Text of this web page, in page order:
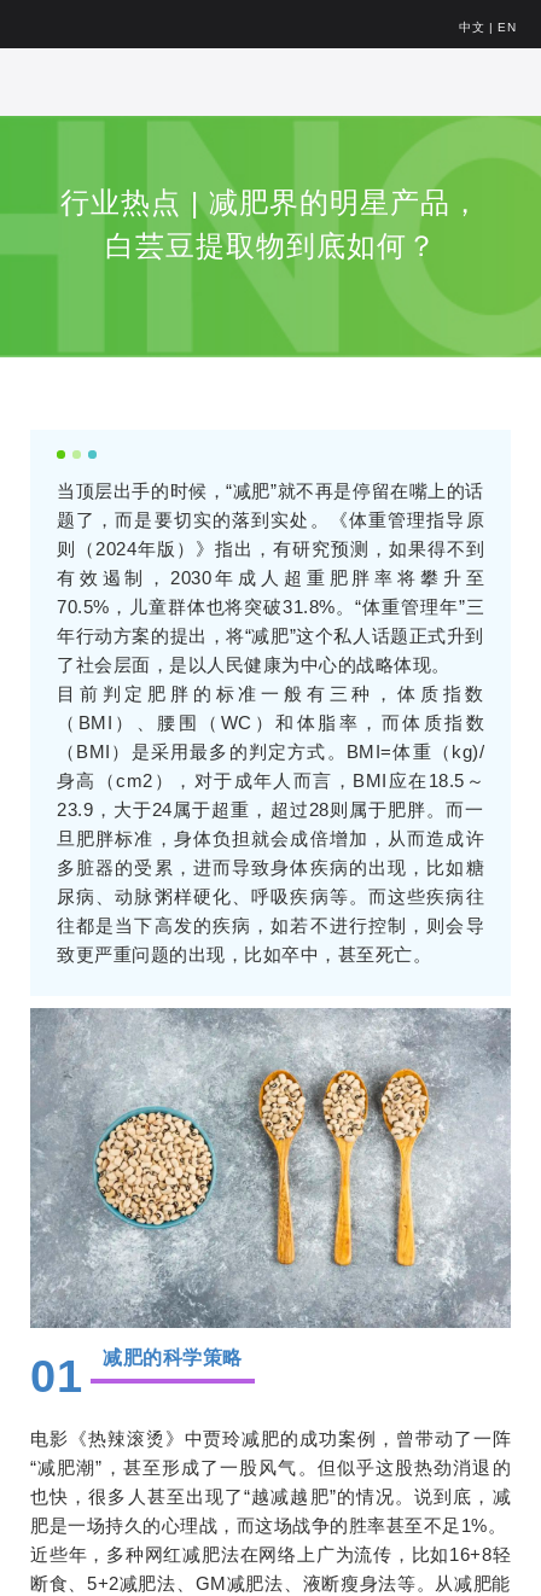
中文 | EN
行业热点 | 减肥界的明星产品，
白芸豆提取物到底如何？
当顶层出手的时候，“减肥”就不再是停留在嘴上的话
题了，而是要切实的落到实处。《体重管理指导原
则（2024年版）》指出，有研究预测，如果得不到
有效遏制，2030年成人超重肥胖率将攀升至
70.5%，儿童群体也将突破31.8%。“体重管理年”三
年行动方案的提出，将“减肥”这个私人话题正式升到
了社会层面，是以人民健康为中心的战略体现。
目前判定肥胖的标准一般有三种，体质指数
（BMI）、腰围（WC）和体脂率，而体质指数
（BMI）是采用最多的判定方式。BMI=体重（kg)/
身高（cm2），对于成年人而言，BMI应在18.5～
23.9，大于24属于超重，超过28则属于肥胖。而一
旦肥胖标准，身体负担就会成倍增加，从而造成许
多脏器的受累，进而导致身体疾病的出现，比如糖
尿病、动脉粥样硬化、呼吸疾病等。而这些疾病往
往都是当下高发的疾病，如若不进行控制，则会导
致更严重问题的出现，比如卒中，甚至死亡。
01 减肥的科学策略
电影《热辣滚烫》中贾玲减肥的成功案例，曾带动了一阵
“减肥潮”，甚至形成了一股风气。但似乎这股热劲消退的
也快，很多人甚至出现了“越减越肥”的情况。说到底，减
肥是一场持久的心理战，而这场战争的胜率甚至不足1%。
近些年，多种网红减肥法在网络上广为流传，比如16+8轻
断食、5+2减肥法、GM减肥法、液断瘦身法等。从减肥能